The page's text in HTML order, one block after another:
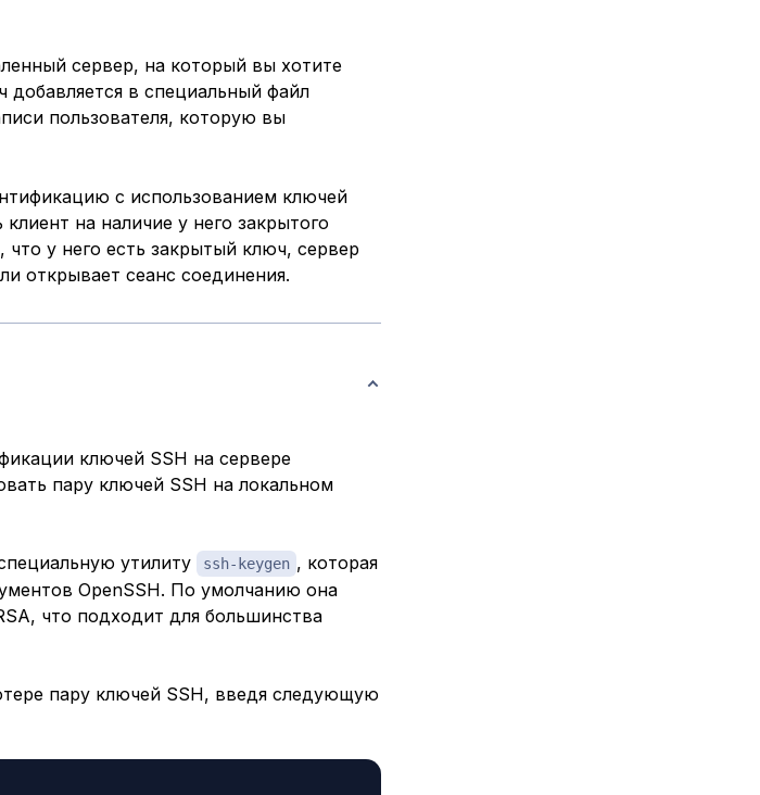
сервер, на который вы хотите
добавляется в специальный файл
пользователя, которую вы
с использованием ключей
на наличие у него закрытого
у него есть закрытый ключ, сервер
открывает сеанс соединения.
ключей SSH на сервере
пару ключей SSH на локальном
утилиту ssh-keygen , которая
OpenSSH. По умолчанию она
что подходит для большинства
пару ключей SSH, введя следующую